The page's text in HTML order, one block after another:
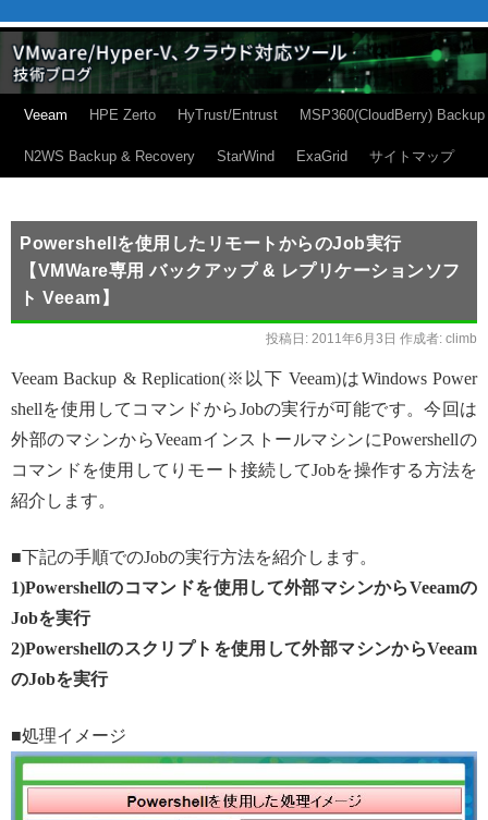
Veeam HPE Zerto HyTrust/Entrust MSP360(CloudBerry) Backup
N2WS Backup & Recovery StarWind ExaGrid サイトマップ
Powershellを使用したリモートからのJob実行
【VMWare専用 バックアップ & レプリケーションソフ
ト Veeam】
投稿日: 2011年6月3日 作成者: climb
Veeam Backup & Replication(※以下 Veeam)はWindows Power
shellを使用してコマンドからJobの実行が可能です。今回は
外部のマシンからVeeamインストールマシンにPowershellの
コマンドを使用してりモート接続してJobを操作する方法を
紹介します。
■下記の手順でのJobの実行方法を紹介します。
1)Powershellのコマンドを使用して外部マシンからVeeamの
Jobを実行
2)Powershellのスクリプトを使用して外部マシンからVeeam
のJobを実行
■処理イメージ